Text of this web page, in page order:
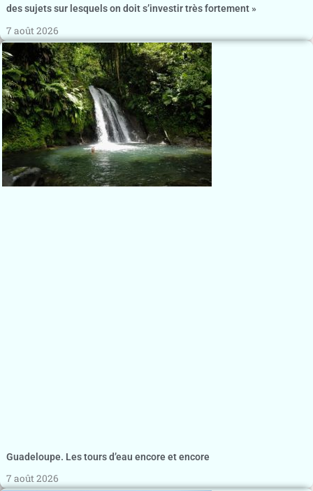
des sujets sur lesquels on doit s’investir très fortement »
7 août 2026
Guadeloupe. Les tours d’eau encore et encore
7 août 2026